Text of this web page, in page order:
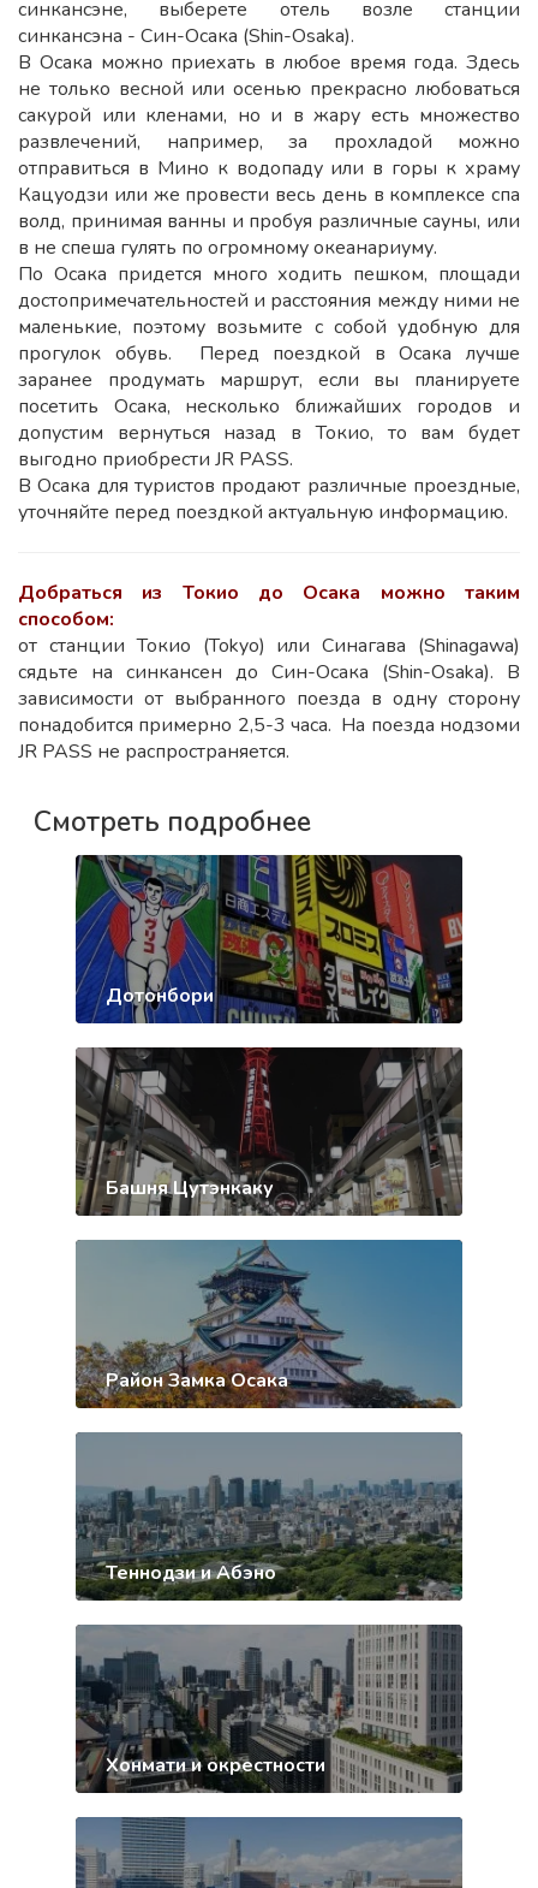
синкансэне, выберете отель возле станции
синкансэна - Син-Осака (Shin-Osaka).
В Осака можно приехать в любое время года. Здесь
не только весной или осенью прекрасно любоваться
сакурой или кленами, но и в жару есть множество
развлечений, например, за прохладой можно
отправиться в Мино к водопаду или в горы к храму
Кацуодзи или же провести весь день в комплексе спа
волд, принимая ванны и пробуя различные сауны, или
в не спеша гулять по огромному океанариуму.
По Осака придется много ходить пешком, площади
достопримечательностей и расстояния между ними не
маленькие, поэтому возьмите с собой удобную для
прогулок обувь. Перед поездкой в Осака лучше
заранее продумать маршрут, если вы планируете
посетить Осака, несколько ближайших городов и
допустим вернуться назад в Токио, то вам будет
выгодно приобрести JR PASS.
В Осака для туристов продают различные проездные,
уточняйте перед поездкой актуальную информацию.
Добраться из Токио до Осака можно таким
способом:
от станции Токио (Tokyo) или Синагава (Shinagawa)
сядьте на синкансен до Син-Осака (Shin-Osaka). В
зависимости от выбранного поезда в одну сторону
понадобится примерно 2,5-3 часа. На поезда нодзоми
JR PASS не распространяется.
Смотреть подробнее
Дотонбори
Башня Цутэнкаку
Район Замка Осака
Теннодзи и Абэно
Хонмати и окрестности